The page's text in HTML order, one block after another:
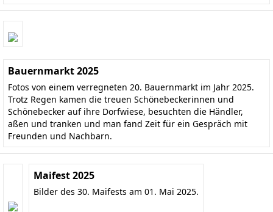
Bauernmarkt 2025
Fotos von einem verregneten 20. Bauernmarkt im Jahr 2025.
Trotz Regen kamen die treuen Schönebeckerinnen und
Schönebecker auf ihre Dorfwiese, besuchten die Händler,
aßen und tranken und man fand Zeit für ein Gespräch mit
Freunden und Nachbarn.
Maifest 2025
Bilder des 30. Maifests am 01. Mai 2025.